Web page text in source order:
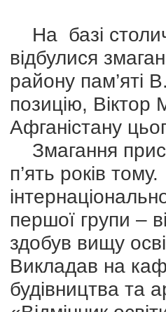
На базі
відбулися
району пам’яті
позицію, Віктор
Афганістану
Змагання
п’ять років
першої групи –
здобув вищу
Викладав на
будівництва та